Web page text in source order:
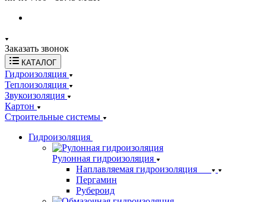
Заказать звонок
КАТАЛОГ
Гидроизоляция
Теплоизоляция
Звукоизоляция
Картон
Строительные системы
Гидроизоляция
Рулонная гидроизоляция
Наплавляемая гидроизоляция
Пергамин
Рубероид